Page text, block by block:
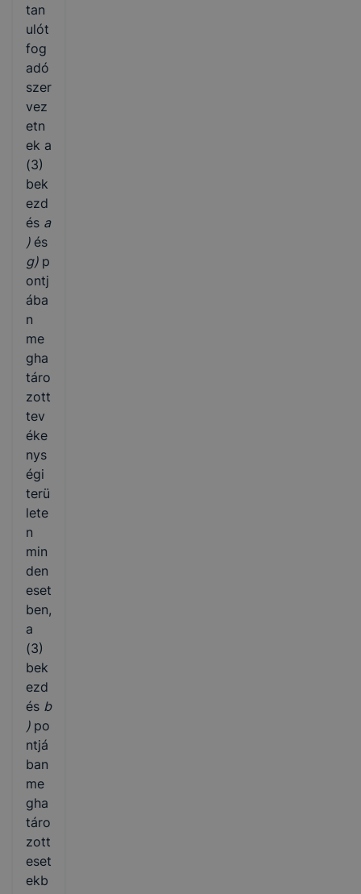
tan
ulót
fog
adó
szer
vez
etn
ek a
(3)
bek
ezd
és a
) és
g) p
ontj
ába
n
me
gha
táro
zott
tev
éke
nys
égi
terü
lete
n
min
den
eset
ben,
a
(3)
bek
ezd
és b
) po
ntjá
ban
me
gha
táro
zott
eset
ekb